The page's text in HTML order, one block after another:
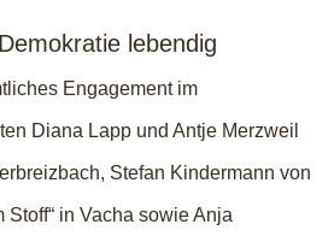
lebendig
Engagement im
Diana Lapp und Antje Merzweil
Stefan Kindermann von
Stoff“ in Vacha sowie Anja